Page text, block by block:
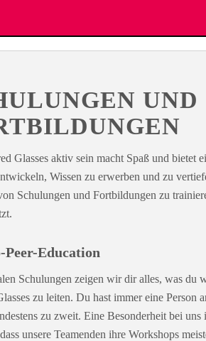
UND
Glasses aktiv sein macht Spaß und bietet
Wissen zu erwerben und zu
Schulungen und Fortbildungen zu
Peer-Education
Schulungen zeigen wir dir alles, was du
zu leiten. Du hast immer eine Person
zu zweit. Eine Besonderheit bei
unsere Teamenden ihre Workshops